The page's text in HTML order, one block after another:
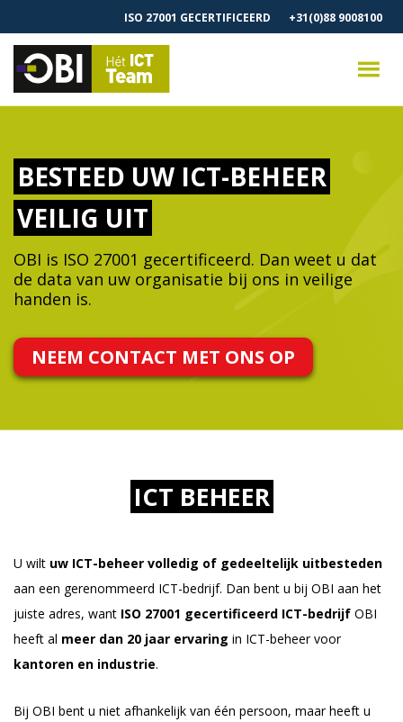
ISO 27001 GECERTIFICEERD +31(0)88 9008100
BESTEED UW ICT-BEHEER
VEILIG UIT
OBI is ISO 27001 gecertificeerd. Dan weet u dat
de data van uw organisatie bij ons in veilige
handen is.
NEEM CONTACT MET ONS OP
ICT BEHEER
U wilt uw ICT-beheer volledig of gedeeltelijk uitbesteden
aan een gerenommeerd ICT-bedrijf. Dan bent u bij OBI aan het
juiste adres, want ISO 27001 gecertificeerd ICT-bedrijf OBI
heeft al meer dan 20 jaar ervaring in ICT-beheer voor
kantoren en industrie.
Bij OBI bent u niet afhankelijk van één persoon, maar heeft u